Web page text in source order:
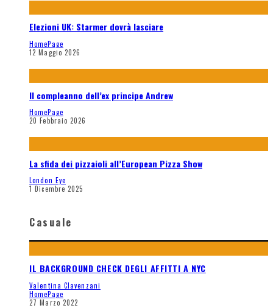
Elezioni UK: Starmer dovrà lasciare
HomePage
12 Maggio 2026
Il compleanno dell’ex principe Andrew
HomePage
20 Febbraio 2026
La sfida dei pizzaioli all’European Pizza Show
London Eye
1 Dicembre 2025
Casuale
IL BACKGROUND CHECK DEGLI AFFITTI A NYC
Valentina Clavenzani
HomePage
27 Marzo 2022